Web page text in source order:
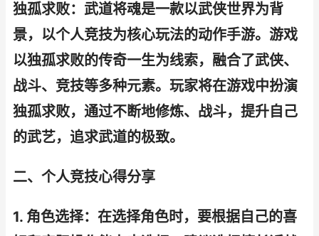
独孤求败：武道将魂是一款以武侠世界为背
景，以个人竞技为核心玩法的动作手游。游戏
以独孤求败的传奇一生为线索，融合了武侠、
战斗、竞技等多种元素。玩家将在游戏中扮演
独孤求败，通过不断地修炼、战斗，提升自己
的武艺，追求武道的极致。
二、个人竞技心得分享
1. 角色选择：在选择角色时，要根据自己的喜